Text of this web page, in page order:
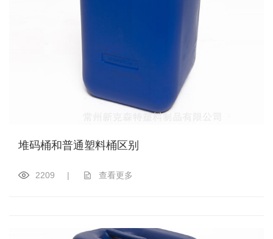
堆码桶和普通塑料桶区别
2209 | 查看更多